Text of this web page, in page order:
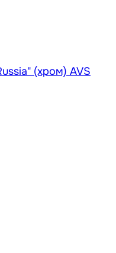
(хром) AVS